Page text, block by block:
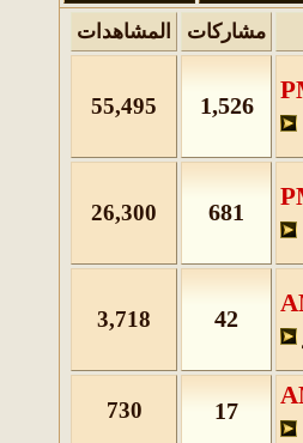
مشاركات المشاهدات
1,526
55,495
681
26,300
42
3,718
17
730